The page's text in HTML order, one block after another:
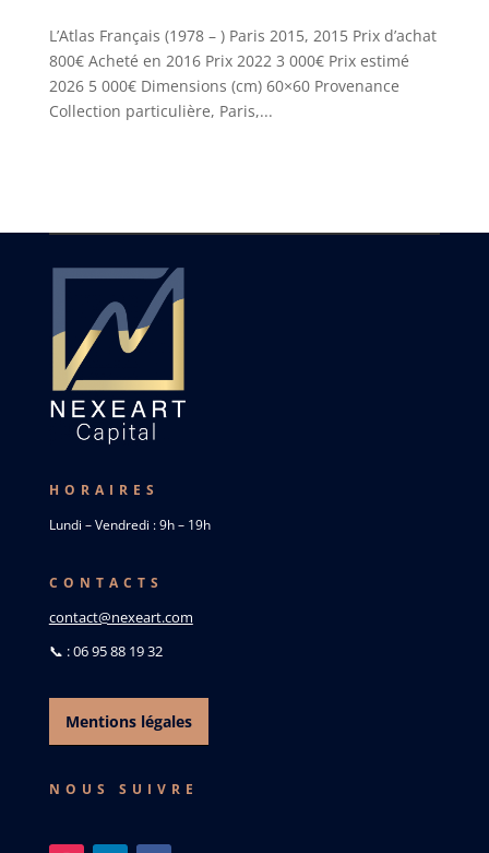
L’Atlas Français (1978 – ) Paris 2015, 2015 Prix d’achat
800€ Acheté en 2016 Prix 2022 3 000€ Prix estimé
2026 5 000€ Dimensions (cm) 60×60 Provenance
Collection particulière, Paris,...
HORAIRES
Lundi – Vendredi : 9h – 19h
CONTACTS
contact@nexeart.com
📞 : 06 95 88 19 32
Mentions légales
NOUS SUIVRE